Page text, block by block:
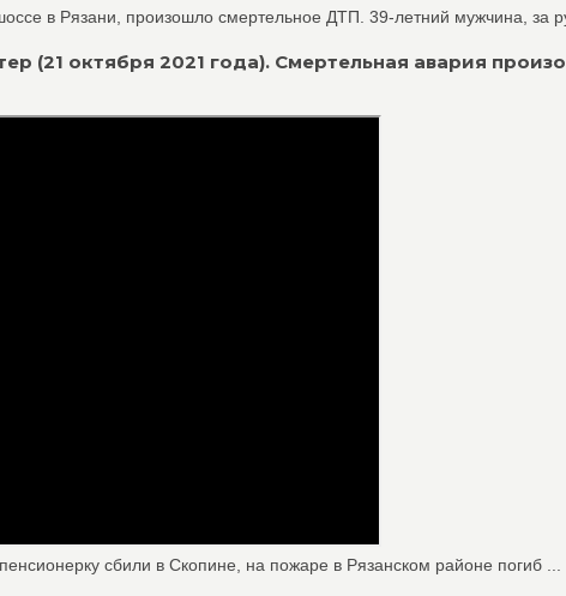
в Рязани, произошло смертельное ДТП. 39-летний мужчина, за
(21 октября 2021 года). Смертельная авария
сбили в Скопине, на пожаре в Рязанском районе погиб ...